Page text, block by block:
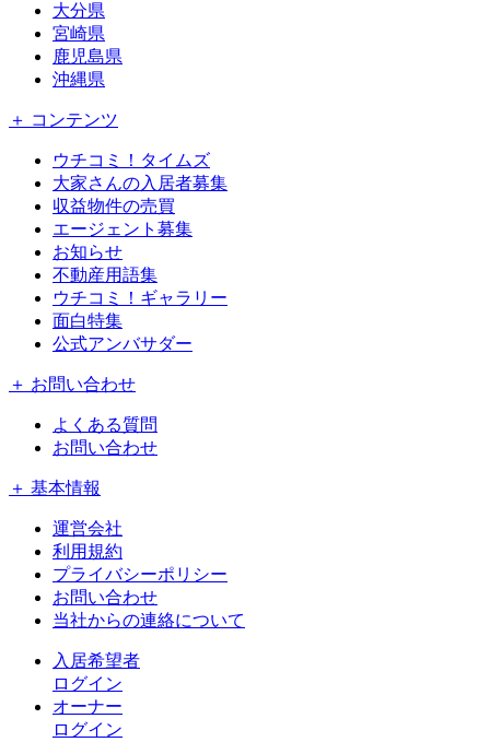
大分県
宮崎県
鹿児島県
沖縄県
＋ コンテンツ
ウチコミ！タイムズ
大家さんの入居者募集
収益物件の売買
エージェント募集
お知らせ
不動産用語集
ウチコミ！ギャラリー
面白特集
公式アンバサダー
＋ お問い合わせ
よくある質問
お問い合わせ
＋ 基本情報
運営会社
利用規約
プライバシーポリシー
お問い合わせ
当社からの連絡について
入居希望者
ログイン
オーナー
ログイン